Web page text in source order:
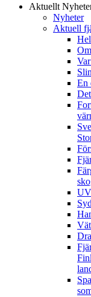
Aktuellt
Nyheter
Aktuell
En